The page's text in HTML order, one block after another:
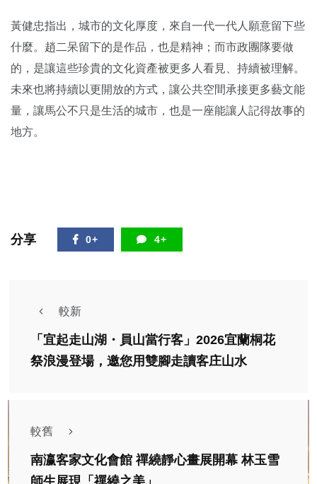
黃健忠指出，城市的文化厚度，來自一代一代人願意留下些
什麼。趙二呆留下的是作品，也是精神；而市政團隊要做
的，是讓這些珍貴的文化資產被更多人看見、持續被理解。
未來也將持續以更開放的方式，讓公共空間承接更多藝文能
量，讓馬公不只是生活的城市，也是一座能讓人記得故事的
地方。
分享 0+ 4+
較新
「宜起走山湖・員山當行客」2026宜蘭桐花
祭浪漫登場，邀您用雙腳走讀客庄山水
較舊
南瀛客家文化會館 禪繞靜心畫展開幕 林玉雪